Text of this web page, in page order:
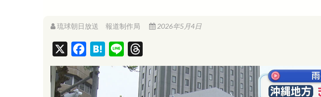
琉球朝日放送 報道制作局 2026年5月4日
a
c
e
H
i
h
r
e